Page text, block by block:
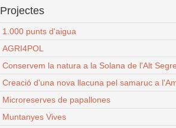
Projectes
1.000 punts d'aigua
AGRI4POL
Conservem la natura a la Solana de l'Alt
Creació d'una nova llacuna pel samaruc a
Microreserves de papallones
Muntanyes Vives